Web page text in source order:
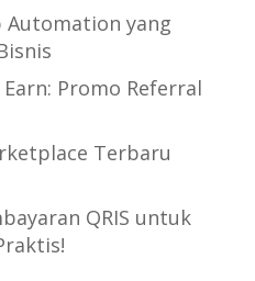
Automation yang
Promo Referral
Terbaru
QRIS untuk